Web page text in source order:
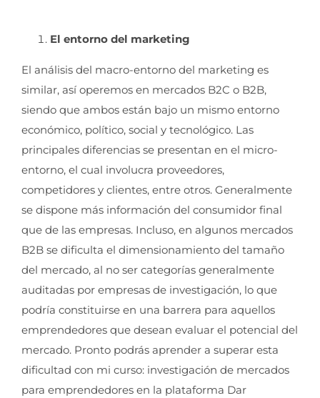
El entorno del marketing
El análisis del macro-entorno del marketing es
similar, así operemos en mercados B2C o B2B,
siendo que ambos están bajo un mismo entorno
económico, político, social y tecnológico. Las
principales diferencias se presentan en el micro-
entorno, el cual involucra proveedores,
competidores y clientes, entre otros. Generalmente
se dispone más información del consumidor final
que de las empresas. Incluso, en algunos mercados
B2B se dificulta el dimensionamiento del tamaño
del mercado, al no ser categorías generalmente
auditadas por empresas de investigación, lo que
podría constituirse en una barrera para aquellos
emprendedores que desean evaluar el potencial del
mercado. Pronto podrás aprender a superar esta
dificultad con mi curso: investigación de mercados
para emprendedores en la plataforma Dar